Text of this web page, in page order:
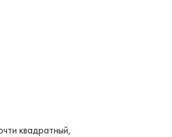
квадратный,